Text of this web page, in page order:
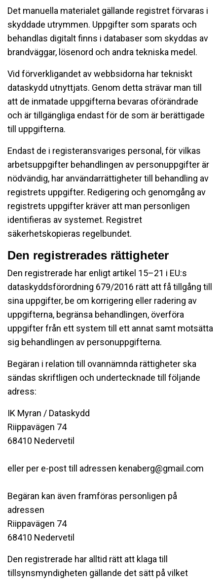
Det manuella materialet gällande registret förvaras i
skyddade utrymmen. Uppgifter som sparats och
behandlas digitalt finns i databaser som skyddas av
brandväggar, lösenord och andra tekniska medel.
Vid förverkligandet av webbsidorna har tekniskt
dataskydd utnyttjats. Genom detta strävar man till
att de inmatade uppgifterna bevaras oförändrade
och är tillgängliga endast för de som är berättigade
till uppgifterna.
Endast de i registeransvariges personal, för vilkas
arbetsuppgifter behandlingen av personuppgifter är
nödvändig, har användarrättigheter till behandling av
registrets uppgifter. Redigering och genomgång av
registrets uppgifter kräver att man personligen
identifieras av systemet. Registret
säkerhetskopieras regelbundet.
Den registrerades rättigheter
Den registrerade har enligt artikel 15–21 i EU:s
dataskyddsförordning 679/2016 rätt att få tillgång till
sina uppgifter, be om korrigering eller radering av
uppgifterna, begränsa behandlingen, överföra
uppgifter från ett system till ett annat samt motsätta
sig behandlingen av personuppgifterna.
Begäran i relation till ovannämnda rättigheter ska
sändas skriftligen och undertecknade till följande
adress:
IK Myran / Dataskydd
Riippavägen 74
68410 Nedervetil
eller per e-post till adressen kenaberg@gmail.com
Begäran kan även framföras personligen på
adressen
Riippavägen 74
68410 Nedervetil
Den registrerade har alltid rätt att klaga till
tillsynsmyndigheten gällande det sätt på vilket